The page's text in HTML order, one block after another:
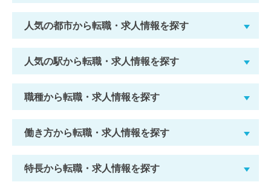
人気の都市から転職・求人情報を探す
人気の駅から転職・求人情報を探す
職種から転職・求人情報を探す
働き方から転職・求人情報を探す
特長から転職・求人情報を探す